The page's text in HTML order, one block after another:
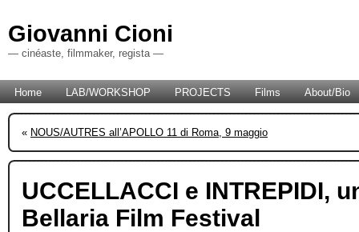
Giovanni Cioni
— cinéaste, filmmaker, regista —
Home LAB/WORKSHOP PROJECTS Films About/Bio
« NOUS/AUTRES all’APOLLO 11 di Roma, 9 maggio
UCCELLACCI e INTREPIDI,
Bellaria Film Festival